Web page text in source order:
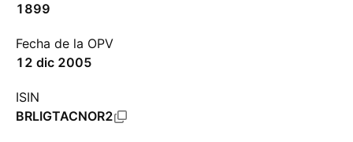
1899
Fecha de la OPV
12 dic 2005
ISIN
BRLIGTACNOR2